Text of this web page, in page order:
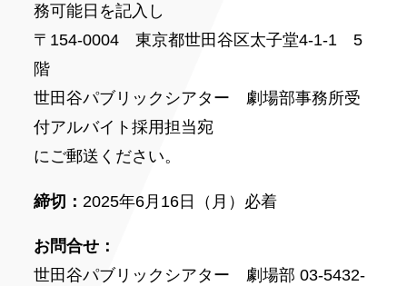
務可能日を記入し
〒154-0004 東京都世田谷区太子堂4-1-1 5
階
世田谷パブリックシアター 劇場部事務所受
付アルバイト採用担当宛
にご郵送ください。
締切： 2025年6月16日（月）必着
お問合せ：
世田谷パブリックシアター 劇場部 03-5432-